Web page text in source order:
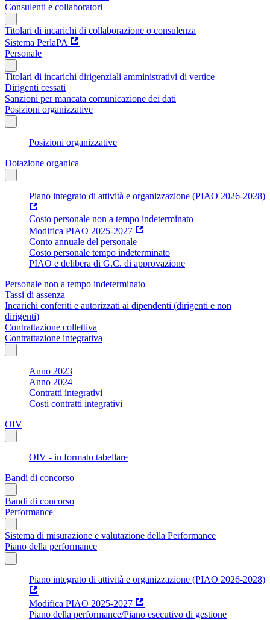
Consulenti e collaboratori
Titolari di incarichi di collaborazione o consulenza
Sistema PerlaPA
Personale
Titolari di incarichi dirigenziali amministrativi di vertice
Dirigenti cessati
Sanzioni per mancata comunicazione dei dati
Posizioni organizzative
Posizioni organizzative
Dotazione organica
Piano integrato di attività e organizzazione (PIAO 2026-2028)
Costo personale non a tempo indeterminato
Modifica PIAO 2025-2027
Conto annuale del personale
Costo personale tempo indeterminato
PIAO e delibera di G.C. di approvazione
Personale non a tempo indeterminato
Tassi di assenza
Incarichi conferiti e autorizzati ai dipendenti (dirigenti e non
dirigenti)
Contrattazione collettiva
Contrattazione integrativa
Anno 2023
Anno 2024
Contratti integrativi
Costi contratti integrativi
OIV
OIV - in formato tabellare
Bandi di concorso
Bandi di concorso
Performance
Sistema di misurazione e valutazione della Performance
Piano della performance
Piano integrato di attività e organizzazione (PIAO 2026-2028)
Modifica PIAO 2025-2027
Piano della performance/Piano esecutivo di gestione